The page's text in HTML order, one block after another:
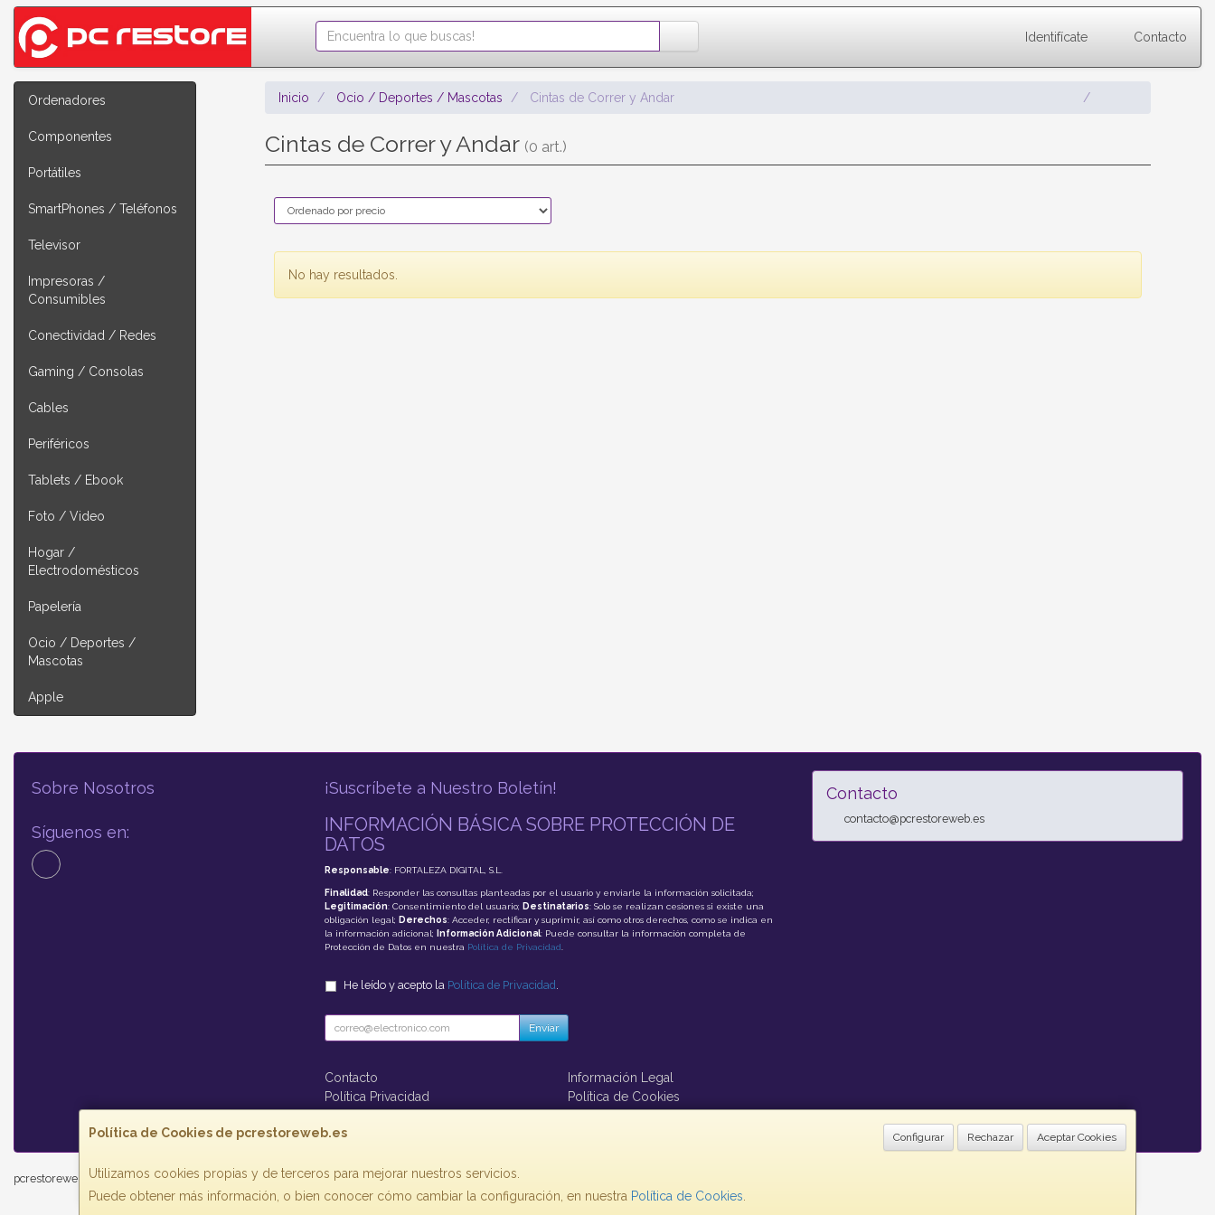
Identifícate Contacto
Ordenadores
Componentes
Portátiles
SmartPhones / Teléfonos
Televisor
Impresoras /
Consumibles
Conectividad / Redes
Gaming / Consolas
Cables
Periféricos
Tablets / Ebook
Foto / Video
Hogar /
Electrodomésticos
Papelería
Ocio / Deportes /
Mascotas
Apple
Inicio Ocio / Deportes / Mascotas Cintas de Correr y Andar
Cintas de Correr y Andar (0 art.)
No hay resultados.
Política de Cookies de pcrestoreweb.es Configurar Rechazar Aceptar Cookies
Utilizamos cookies propias y de terceros para mejorar nuestros servicios.
Puede obtener más información, o bien conocer cómo cambiar la configuración, en nuestra Política de Cookies
Sobre Nosotros
Síguenos en:
¡Suscríbete a Nuestro Boletín!
INFORMACIÓN BÁSICA SOBRE PROTECCIÓN DE
DATOS
Responsable: FORTALEZA DIGITAL, S.L.
Finalidad: Responder las consultas planteadas por el usuario y enviarle la información solicitada;
Legitimación: Consentimiento del usuario; Destinatarios: Solo se realizan cesiones si existe una
obligación legal; Derechos: Acceder, rectificar y suprimir, así como otros derechos, como se indica en
la información adicional;
Información Adicional: Puede consultar la información completa de
Protección de Datos en nuestra Política de Privacidad
He leído y acepto la Política de Privacidad .
Enviar
Contacto
Información Legal
Política Privacidad
Política de Cookies
Contacto
contacto@pcrestoreweb.es
pcrestoreweb.es © 2026
, , , , España. - C.I.F.: B73860793 - Tfno: